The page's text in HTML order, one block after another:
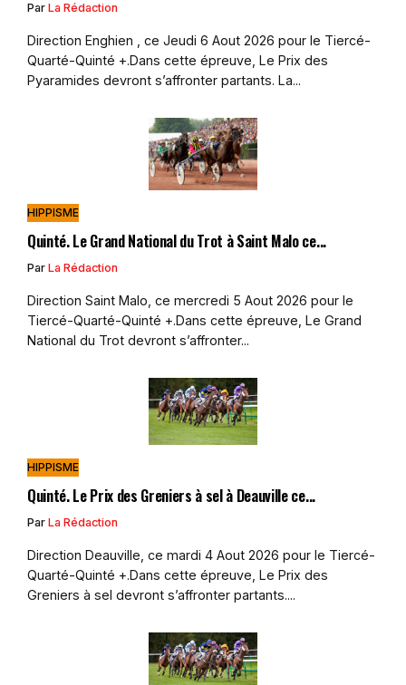
Par La Rédaction
Direction Enghien , ce Jeudi 6 Aout 2026 pour le Tiercé-
Quarté-Quinté +.Dans cette épreuve, Le Prix des
Pyaramides devront s’affronter partants. La...
HIPPISME
Quinté. Le Grand National du Trot à Saint Malo ce...
Par La Rédaction
Direction Saint Malo, ce mercredi 5 Aout 2026 pour le
Tiercé-Quarté-Quinté +.Dans cette épreuve, Le Grand
National du Trot devront s’affronter...
HIPPISME
Quinté. Le Prix des Greniers à sel à Deauville ce...
Par La Rédaction
Direction Deauville, ce mardi 4 Aout 2026 pour le Tiercé-
Quarté-Quinté +.Dans cette épreuve, Le Prix des
Greniers à sel devront s’affronter partants....